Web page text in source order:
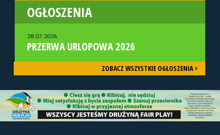
OGŁOSZENIA
28.07.2026
PRZERWA URLOPOWA 2026
ZOBACZ WSZYSTKIE OGŁOSZENIA >